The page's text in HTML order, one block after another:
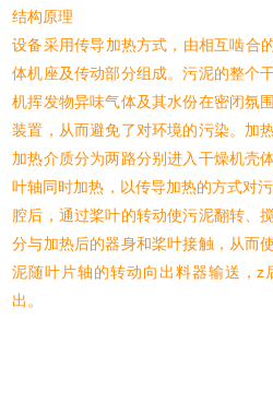
结构原理
设备采用传导加热方式，由相互啮合
体机座及传动部分组成。污泥的整个
机挥发物异味气体及其水份在密闭氛
装置，从而避免了对环境的污染。加
加热介质分为两路分别进入干燥机壳
叶轴同时加热，以传导加热的方式对
腔后，通过桨叶的转动使污泥翻转、
分与加热后的器身和桨叶接触，从而
泥随叶片轴的转动向出料器输送，z
出。